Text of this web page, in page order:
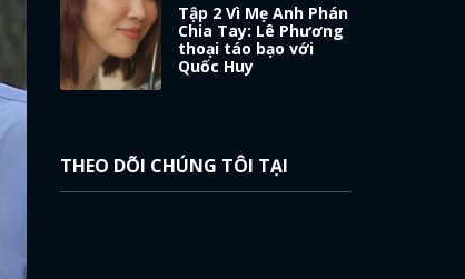
Tập 2 Vì Mẹ Anh Phán
Chia Tay: Lê Phương
thoại táo bạo với
Quốc Huy
THEO DÕI CHÚNG TÔI TẠI